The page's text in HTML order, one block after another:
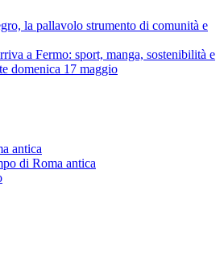
la pallavolo strumento di comunità e
a Fermo: sport, manga, sostenibilità e
domenica 17 maggio